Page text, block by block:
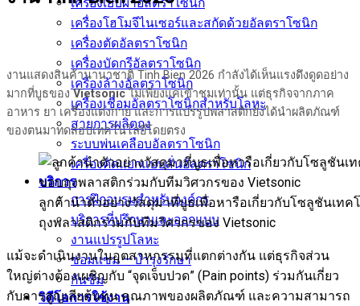
เครื่องโฮโมจีไนเซอร์และสกัดด้วยอัลตราโซนิก
เครื่องตัดอัลตราโซนิก
เครื่องบัดกรีอัลตราโซนิก
เครื่องล้างอัลตราโซนิก
เครื่องเชื่อมอัลตราโซนิกสำหรับโลหะ
สายการผลิตถุง
ระบบพ่นเคลือบอัลตราโซนิก
เครื่องคัดแยกแบบสั่นอัลตราโซนิก
บริการ
การฝึกอบรมสำหรับองค์กร
บริการที่ปรึกษาและออกแบบ
งานแปรรูปโลหะ
ซ่อมแซม – บำรุงรักษา
กันซึม
วิดีโอการใช้งาน
งานแสดงสินค้านานาชาติ Tinh Bien 2026 กำลังได้เห็นแรงดึงดูดอย่าง
มากที่บูธของVietsonicไม่เพียงแค่เข้าชมเท่านั้น แต่ธุรกิจจากภาค
อาหาร ยา เครื่องแต่งกาย และการแปรรูปพลาสติกยังได้นำผลิตภัณฑ์
ของตนมาทดสอบเทคโนโลยีโดยตรง
ลูกค้านำตัวอย่างวัสดุมาที่บูธเพื่อหารือเกี่ยวกับโซลูชันเท
ถุงพลาสติกร่วมกับทีมวิศวกรของ Vietsonic
แม้จะดำเนินงานในอุตสาหกรรมที่แตกต่างกัน แต่ธุรกิจส่วน
ใหญ่ต่างต้องเผชิญกับ “จุดเจ็บปวด” (Pain points) ร่วมกันเกี่ยว
กับการสูญเสียต้นทุน คุณภาพของผลิตภัณฑ์ และความสามารถ